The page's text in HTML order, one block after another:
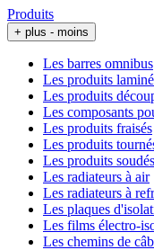
Produits
+ plus - moins
Les barres omnibus
Les produits
Les produits
Les composants
Les produits fraisés
Les produits
Les produits
Les radiateurs à air
Les radiateurs à
Les plaques
Les films électro-
Les chemins de